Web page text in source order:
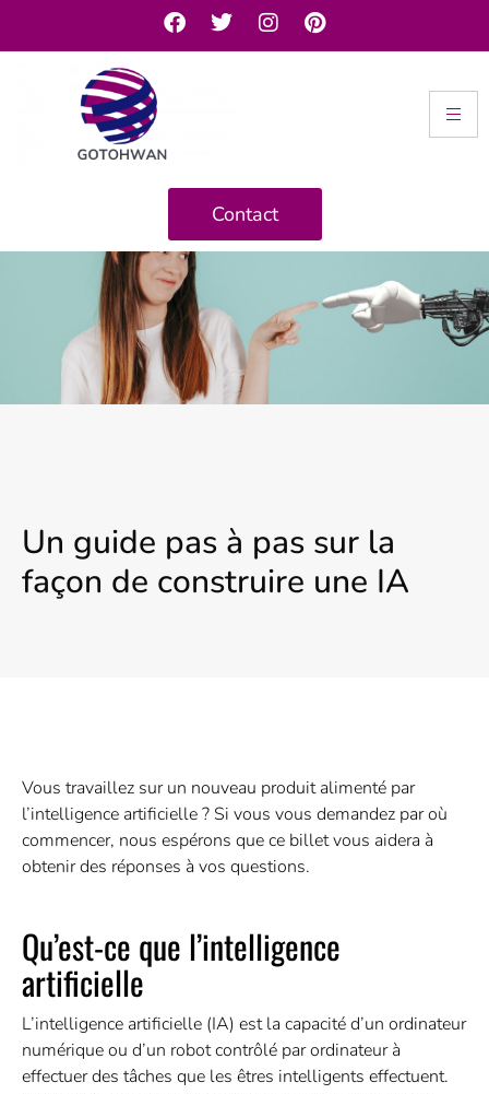
Contact
Un guide pas à pas sur la
façon de construire une IA
Vous travaillez sur un nouveau produit alimenté par
l’intelligence artificielle ? Si vous vous demandez par où
commencer, nous espérons que ce billet vous aidera à
obtenir des réponses à vos questions.
Qu’est-ce que l’intelligence
artificielle
L’intelligence artificielle (IA) est la capacité d’un ordinateur
numérique ou d’un robot contrôlé par ordinateur à
effectuer des tâches que les êtres intelligents effectuent.